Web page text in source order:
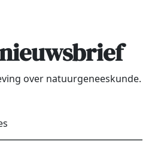
over natuurgeneeskunde.